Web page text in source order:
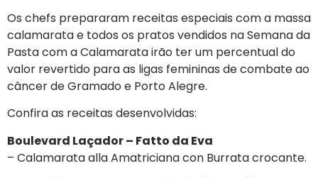
Os chefs prepararam receitas especiais com a massa
calamarata e todos os pratos vendidos na Semana da
Pasta com a Calamarata irão ter um percentual do
valor revertido para as ligas femininas de combate ao
câncer de Gramado e Porto Alegre.
Confira as receitas desenvolvidas:
Boulevard Laçador – Fatto da Eva
– Calamarata alla Amatriciana con Burrata crocante.